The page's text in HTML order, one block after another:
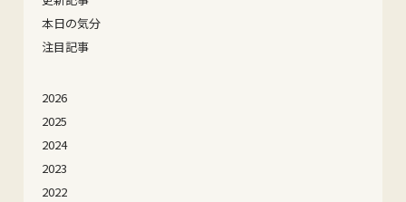
本日の気分
注目記事
2026
2025
2024
2023
2022